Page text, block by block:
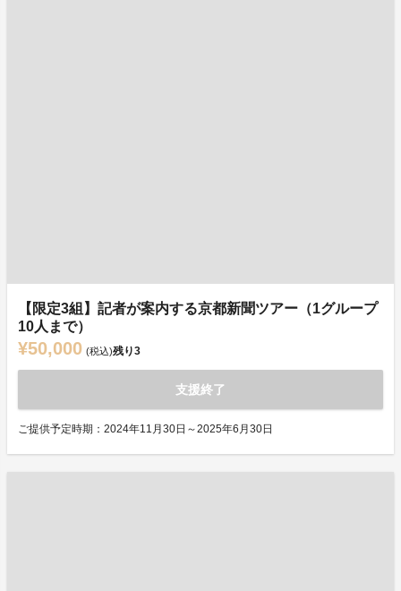
【限定3組】記者が案内する京都新聞ツアー（1グループ
10人まで）
¥50,000 (税込)残り3
支援終了
ご提供予定時期：2024年11月30日～2025年6月30日